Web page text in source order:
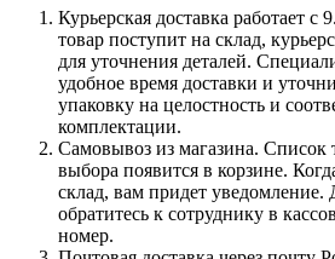
Курьерская доставка работает с
товар поступит на склад,
для уточнения деталей.
удобное время доставки и
упаковку на целостность и
комплектации.
Самовывоз из магазина. Список
выбора появится в корзине.
склад, вам придет уведомление.
обратитесь к сотруднику в
номер.